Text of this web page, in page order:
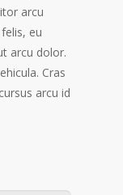
arcu
eu
arcu dolor.
Cras
arcu id